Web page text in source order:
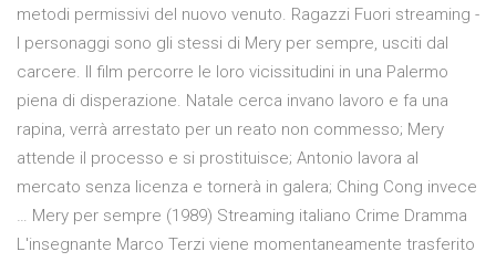
metodi permissivi del nuovo venuto. Ragazzi Fuori streaming -
I personaggi sono gli stessi di Mery per sempre, usciti dal
carcere. Il film percorre le loro vicissitudini in una Palermo
piena di disperazione. Natale cerca invano lavoro e fa una
rapina, verrà arrestato per un reato non commesso; Mery
attende il processo e si prostituisce; Antonio lavora al
mercato senza licenza e tornerà in galera; Ching Cong invece
… Mery per sempre (1989) Streaming italiano Crime Dramma
L'insegnante Marco Terzi viene momentaneamente trasferito